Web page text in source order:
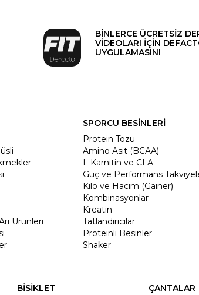
BİNLERCE ÜCRETSİZ
VİDEOLARI İÇİN
UYGULAMASINI
Ürünleri
SPORCU BESİNLERİ
Protein Tozu
Amino Asit (BCAA)
L Karnitin ve CLA
Güç ve Performans
Kilo ve Hacim (Gainer)
Kombinasyonlar
Kreatin
Tatlandırıcılar
Proteinli Besinler
Shaker
BİSİKLET
ÇANTALAR